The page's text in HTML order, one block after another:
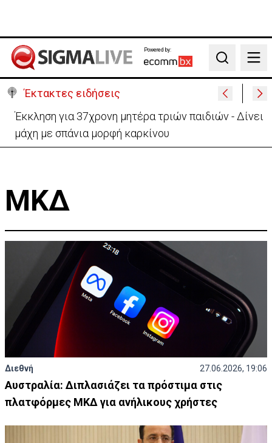
Powered by:
Search
Έκτακτες ειδήσεις
Έκκληση για 37χρονη μητέρα τριών παιδιών - Δίνει
μάχη με σπάνια μορφή καρκίνου
ΜΚΔ
Διεθνή 27.06.2026, 19:06
Αυστραλία: Διπλασιάζει τα πρόστιμα στις
πλατφόρμες ΜΚΔ για ανήλικους χρήστες